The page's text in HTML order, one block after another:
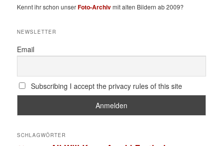
Kennt ihr schon unserFoto-Archivmit alten Bildern ab 2009?
NEWSLETTER
Email
Subscribing I accept the privacy rules of this site
SCHLAGWÖRTER